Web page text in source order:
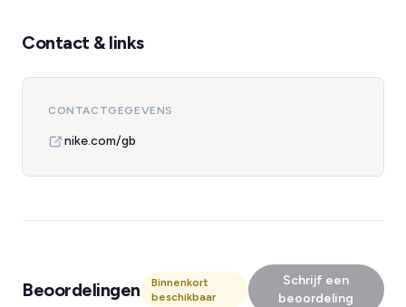
Contact & links
CONTACTGEGEVENS
nike.com/gb
Beoordelingen
Binnenkort
beschikbaar
Schrijf een
beoordeling